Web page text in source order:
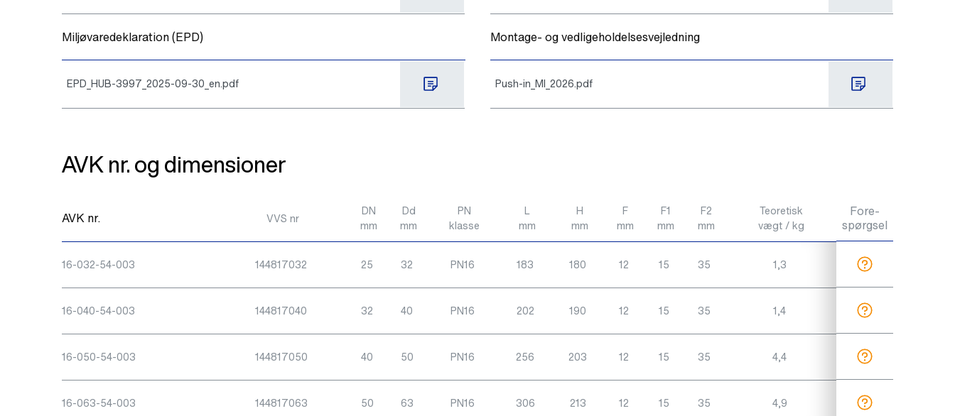
Miljøvaredeklaration (EPD)
EPD_HUB-3997_2025-09-30_en.pdf
Montage- og vedligeholdelsesvejledning
Push-in_MI_2026.pdf
AVK nr. og dimensioner
AVK nr. VVS nr
DN
mm
Dd
mm
PN
klasse
L
mm
H
mm
F
mm
F1
mm
F2
mm
Teoretisk
vægt / kg
16-032-54-003 144817032 25 32 PN16 183 180 12 15 35 1,3
16-040-54-003 144817040 32 40 PN16 202 190 12 15 35 1,4
16-050-54-003 144817050 40 50 PN16 256 203 12 15 35 4,4
16-063-54-003 144817063 50 63 PN16 306 213 12 15 35 4,9
Fore-
spørgsel